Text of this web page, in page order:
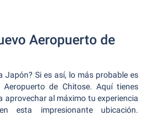
Aeropuerto de
Japón? Si es así, lo más probable es
de Chitose. Aquí tienes
aprovechar al máximo tu experiencia
esta impresionante ubicación.